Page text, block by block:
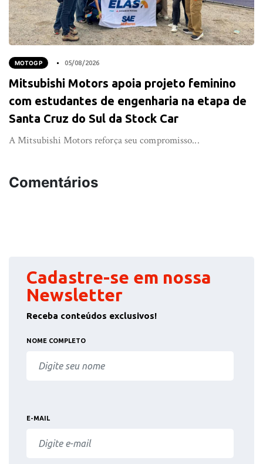
MOTOGP 05/08/2026
Mitsubishi Motors apoia projeto feminino
com estudantes de engenharia na etapa de
Santa Cruz do Sul da Stock Car
A Mitsubishi Motors reforça seu compromisso...
Comentários
Cadastre-se em nossa
Newsletter
Receba conteúdos exclusivos!
NOME COMPLETO
E-MAIL